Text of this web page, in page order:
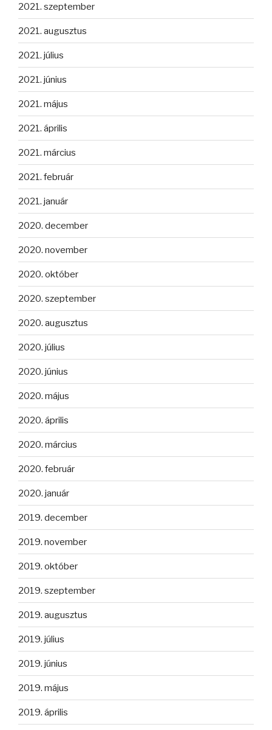
2021. szeptember
2021. augusztus
2021. július
2021. június
2021. május
2021. április
2021. március
2021. február
2021. január
2020. december
2020. november
2020. október
2020. szeptember
2020. augusztus
2020. július
2020. június
2020. május
2020. április
2020. március
2020. február
2020. január
2019. december
2019. november
2019. október
2019. szeptember
2019. augusztus
2019. július
2019. június
2019. május
2019. április